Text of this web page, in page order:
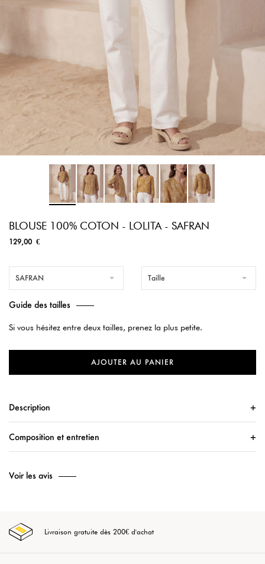
BLOUSE 100% COTON - LOLITA - SAFRAN
129,00 €
SAFRAN Taille
Guide des tailles
Si vous hésitez entre deux tailles, prenez la plus petite.
AJOUTER AU PANIER
Description
Composition et entretien
Voir les avis
Livraison gratuite dès 200€ d'achat